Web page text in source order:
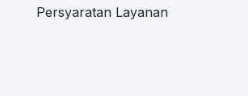
Persyaratan Layanan